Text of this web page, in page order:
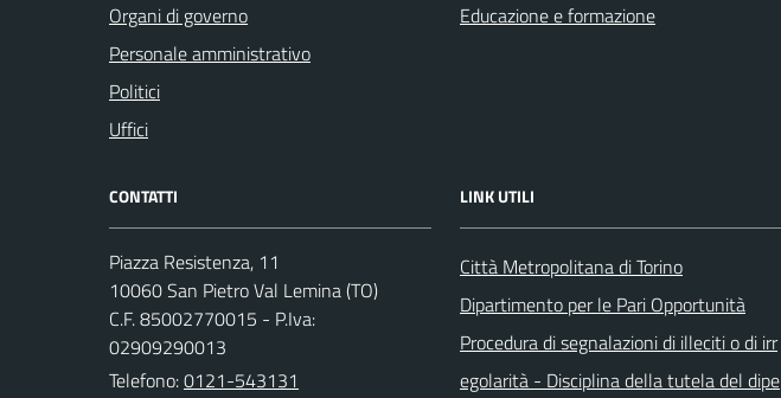
Organi di governo
Personale amministrativo
Politici
Uffici
Educazione e formazione
CONTATTI
Piazza Resistenza, 11
10060 San Pietro Val Lemina (TO)
C.F. 85002770015 - P.Iva:
02909290013
Telefono:0121-543131
LINK UTILI
Città Metropolitana di Torino
Dipartimento per le Pari Opportunità
Procedura di segnalazioni di illeciti o di irr
egolarità - Disciplina della tutela del dipe